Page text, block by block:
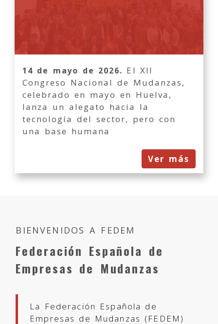
14 de mayo de 2026. El XII
Congreso Nacional de Mudanzas,
celebrado en mayo en Huelva,
lanza un alegato hacia la
tecnología del sector, pero con
una base humana
Ver más
BIENVENIDOS A FEDEM
Federación Española de
Empresas de Mudanzas
La Federación Española de
Empresas de Mudanzas (FEDEM)